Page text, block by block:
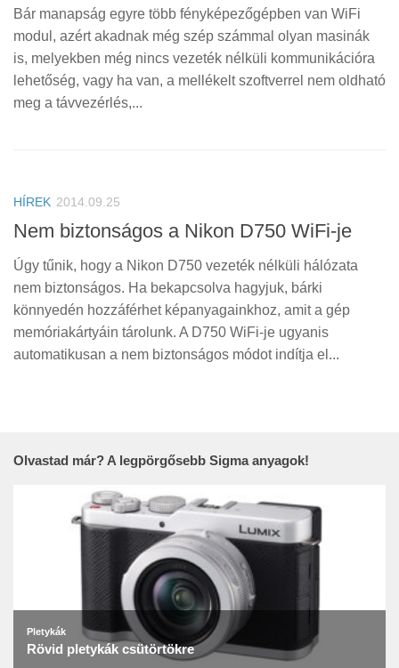
Bár manapság egyre több fényképezőgépben van WiFi
modul, azért akadnak még szép számmal olyan masinák
is, melyekben még nincs vezeték nélküli kommunikációra
lehetőség, vagy ha van, a mellékelt szoftverrel nem oldható
meg a távvezérlés,...
HÍREK 2014.09.25
Nem biztonságos a Nikon D750 WiFi-je
Úgy tűnik, hogy a Nikon D750 vezeték nélküli hálózata
nem biztonságos. Ha bekapcsolva hagyjuk, bárki
könnyedén hozzáférhet képanyagainkhoz, amit a gép
memóriakártyáin tárolunk. A D750 WiFi-je ugyanis
automatikusan a nem biztonságos módot indítja el...
Olvastad már? A legpörgősebb Sigma anyagok!